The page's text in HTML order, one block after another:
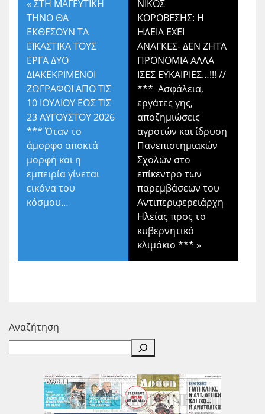
« ΣΤΗ ΜΑΓΕΥΤΙΚΗ
ΤΗΝΟ ΘΑ
ΕΚΘΕΣΟΥΝ ΤΑ
ΕΙΚΑΣΤΙΚΑ ΤΟΥΣ
ΕΡΓΑ ΔΥΟ
ΔΙΑΚΕΚΡΙΜΕΝΟΙ
ΖΩΓΡΑΦΟΙ ΑΠΟ ΤΙΣ
10 ΙΟΥΛΙΟΥ ΕΩΣ ΤΙΣ
23 ΑΥΓΟΥΣΤΟΥ 2026
*** Όταν το
άμορφο αποκτά
μορφή και η
εμπειρία γίνεται
εικόνα του
κόσμου…
ΝΙΚΟΣ
ΚΟΡΟΒΕΣΗΣ: Η
ΗΛΕΙΑ ΕΧΕΙ
ΑΝΑΓΚΕΣ- ΔΕΝ ΖΗΤΑ
ΠΡΟΝΟΜΙΑ ΑΛΛΑ
ΙΣΕΣ ΕΥΚΑΙΡΙΕΣ…!!! //
*** Ασφάλεια,
εργάτες γης,
αποζημιώσεις
αγροτών και ίδρυση
Πανεπιστημιακών
Σχολών στο
επίκεντρο των
παρεμβάσεων του
Αντιπεριφερειάρχη
Ηλείας προς το
κυβερνητικό
κλιμάκιο *** »
Αναζήτηση